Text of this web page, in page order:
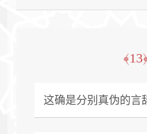
这确是分别真伪的言